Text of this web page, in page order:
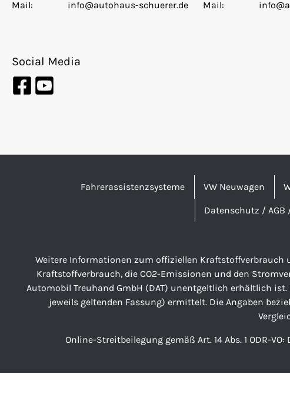
Mail:
info@autohaus-schuerer.de
Mail:
Social Media
Fahrerassistenzsysteme VW Neuwagen
Datenschutz /
Weitere Informationen zum offiziellen Kraftstoffverbrauch
Kraftstoffverbrauch, die CO2-Emissionen und den
Automobil Treuhand GmbH (DAT) unentgeltlich erhältlich ist.
jeweils geltenden Fassung) ermittelt. Die Angaben
Online-Streitbeilegung gemäß Art. 14 Abs. 1 ODR-